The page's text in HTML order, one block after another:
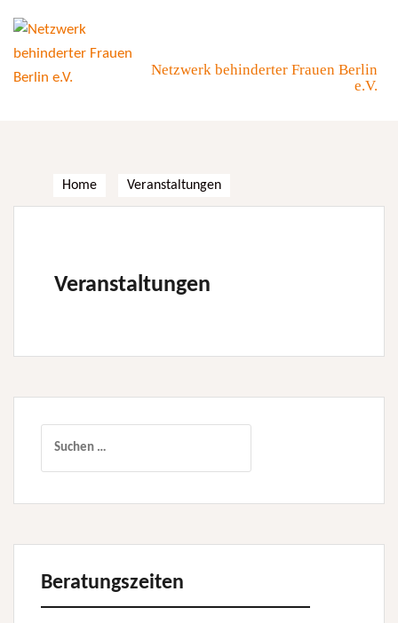
content
Netzwerk behinderter Frauen Berlin
e.V.
Home Veranstaltungen
Veranstaltungen
Beratungszeiten